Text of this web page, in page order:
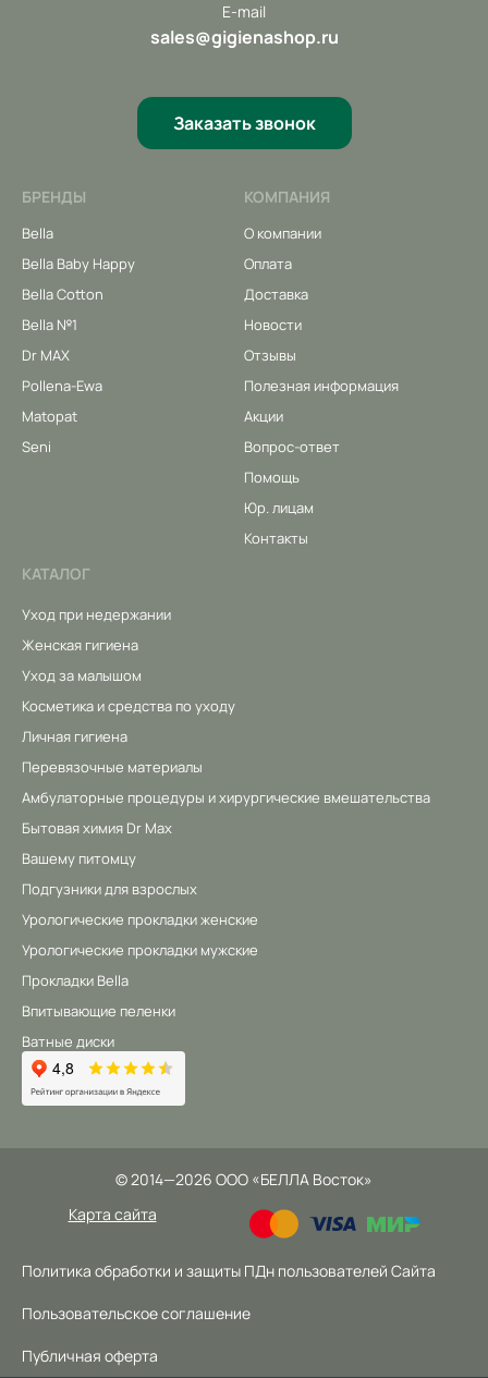
E-mail
sales@gigienashop.ru
Заказать звонок
БРЕНДЫ
Bella
Bella Baby Happy
Bella Cotton
Bella №1
Dr MAX
Pollena-Ewa
Matopat
Seni
КОМПАНИЯ
О компании
Оплата
Доставка
Новости
Отзывы
Полезная информация
Акции
Вопрос-ответ
Помощь
Юр. лицам
Контакты
КАТАЛОГ
Уход при недержании
Женская гигиена
Уход за малышом
Косметика и средства по уходу
Личная гигиена
Перевязочные материалы
Амбулаторные процедуры и хирургические вмешательства
Бытовая химия Dr Max
Вашему питомцу
Подгузники для взрослых
Урологические прокладки женские
Урологические прокладки мужские
Прокладки Bella
Впитывающие пеленки
Ватные диски
©2014—2026 ООО «БЕЛЛА Восток»
Карта сайта
Политика обработки и защиты ПДн пользователей Сайта
Пользовательское соглашение
Публичная оферта